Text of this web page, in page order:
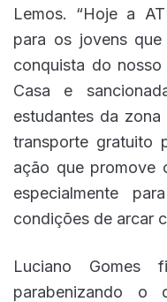
Lemos. “Hoje a
para os jovens
conquista do
Casa e
estudantes da
transporte gratuito
ação que promove
especialmente
condições de arcar
Luciano Gomes
parabenizando o